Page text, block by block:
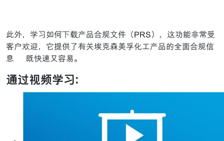
此外，学习如何下载产品合规文件（PRS），这功能非常受
客户欢迎，它提供了有关埃克森美孚化工产品的全面合规信
息 – 既快速又容易。
通过视频学习: